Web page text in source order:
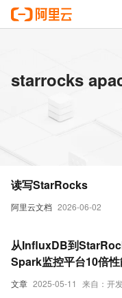
starrocks
阿里云文档 2026-06-02
读写StarRocks
文章 2025-05-11 来自：开
从InfluxDB到
Spark监控平台10倍